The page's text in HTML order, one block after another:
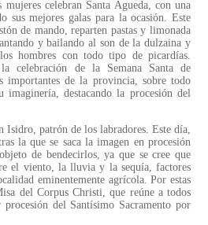
celebran Santa Águeda, con una
sus mejores galas para la ocasión. Este
de mando, reparten pastas y limonada
y bailando al son de la dulzaina y
hombres con todo tipo de picardías.
celebración de la Semana Santa de
importantes de la provincia, sobre todo
destacando la procesión del
Isidro, patrón de los labradores. Este día,
la que se saca la imagen en procesión
de bendecirlos, ya que se cree que
el viento, la lluvia y la sequía, factores
eminentemente agrícola. Por estas
del Corpus Christi, que reúne a todos
del Santísimo Sacramento por